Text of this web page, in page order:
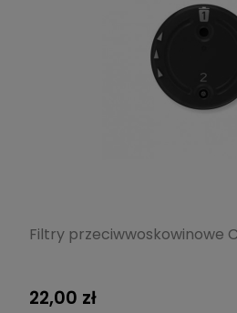
Filtry przeciwwoskowinowe
22,00 zł